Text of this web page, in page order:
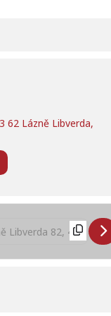
62 Lázně Libverda,
[A91pcaWEg]
Address -